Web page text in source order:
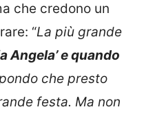
che credono un
“La più grande
Angela’ e quando
che presto
festa. Ma non